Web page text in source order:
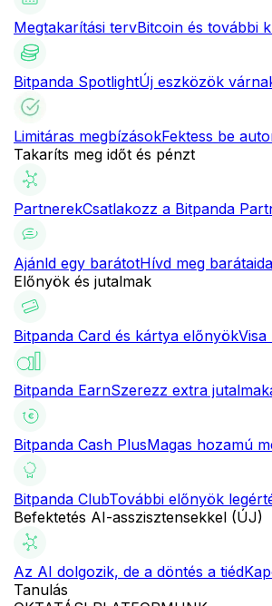
Megtakarítási tervBitcoin és további
Bitpanda SpotlightÚj eszközök
Limitáras megbízásokFektess be
Takaríts meg időt és pénzt
PartnerekCsatlakozz a Bitpanda
Ajánld egy barátotHívd meg
Előnyök és jutalmak
Bitpanda Card és kártya előnyök
Bitpanda EarnSzerezz extra
Bitpanda Cash PlusMagas hozamú
Bitpanda ClubTovábbi előnyök
Befektetés AI-asszisztensekkel (ÚJ)
Az AI dolgozik, de a döntés a tiéd
Tanulás